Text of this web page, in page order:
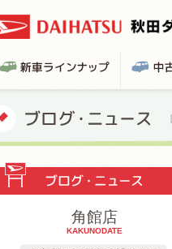
角館店
KAKUNODATE